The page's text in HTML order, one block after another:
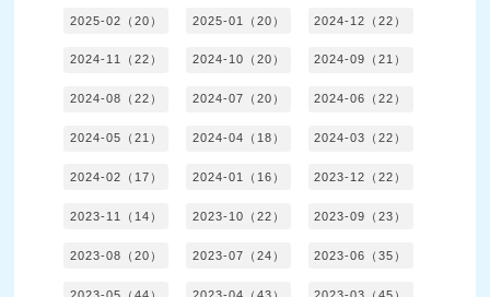
2025-02（20） 2025-01（20） 2024-12（22）
2024-11（22） 2024-10（20） 2024-09（21）
2024-08（22） 2024-07（20） 2024-06（22）
2024-05（21） 2024-04（18） 2024-03（22）
2024-02（17） 2024-01（16） 2023-12（22）
2023-11（14） 2023-10（22） 2023-09（23）
2023-08（20） 2023-07（24） 2023-06（35）
2023-05（44） 2023-04（43） 2023-03（45）